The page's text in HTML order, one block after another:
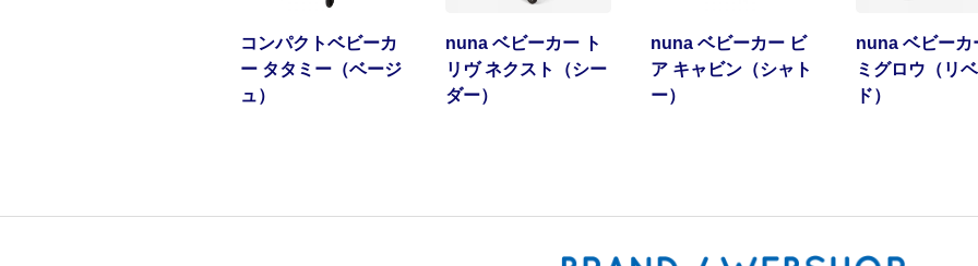
コンパクトベビーカ
ー タタミー（ベージ
ュ）
nuna ベビーカー ト
リヴ ネクスト（シー
ダー）
nuna ベビーカー ビ
ア キャビン（シャト
ー）
nuna ベビーカ
ミグロウ（リ
ド）